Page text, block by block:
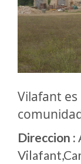
Vilafant
Direccion :